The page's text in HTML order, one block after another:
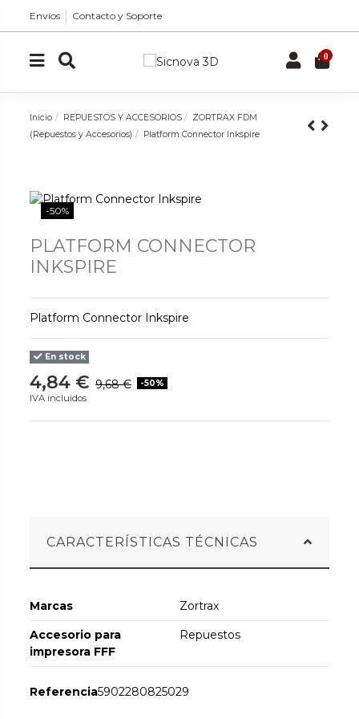
Envíos Contacto y Soporte
0
Inicio REPUESTOS Y ACCESORIOS
ZORTRAX FDM
(Repuestos y Accesorios)
Platform Connector Inkspire
-50%
PLATFORM CONNECTOR
INKSPIRE
Platform Connector Inkspire
En stock
4,84 € 9,68 € -50%
IVA incluidos
CARACTERÍSTICAS TÉCNICAS
Marcas
Zortrax
Accesorio para
impresora FFF
Repuestos
Referencia5902280825029